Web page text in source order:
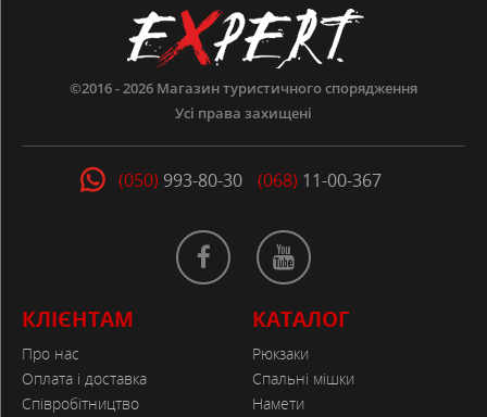
©2016 - 2026 Магазин туристичного спорядження
Усі права захищені
(050) 993-80-30 (068) 11-00-367
КЛІЄНТАМ
Про нас
Оплата і доставка
Співробітництво
КАТАЛОГ
Рюкзаки
Спальні мішки
Намети